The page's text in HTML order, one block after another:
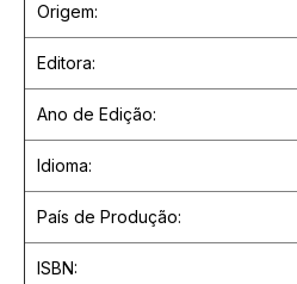
Origem:
Editora:
Ano de Edição:
Idioma:
País de Produção:
ISBN: